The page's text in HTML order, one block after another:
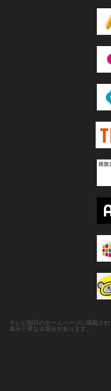
テレビ朝日のホームページに掲載さ
表示と異なる場合があります。